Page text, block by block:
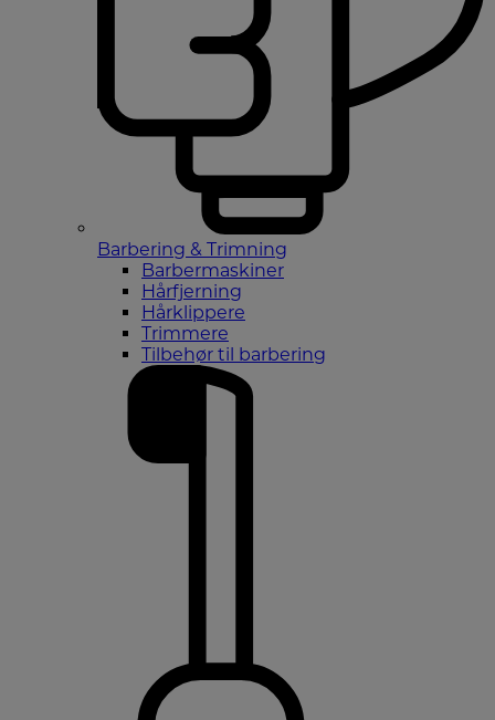
Barbering & Trimning
Barbermaskiner
Hårfjerning
Hårklippere
Trimmere
Tilbehør til barbering